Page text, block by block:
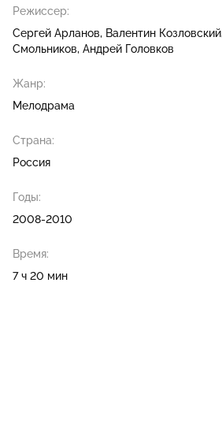
Режиссер:
Сергей Арланов
Валентин Козловский
Смольников Андрей Головков
Жанр:
Мелодрама
Страна:
Россия
Годы:
2008-2010
Время:
7 ч 20 мин